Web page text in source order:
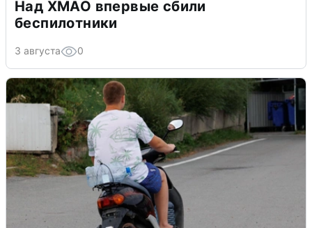
Над ХМАО впервые сбили
беспилотники
3 августа 0